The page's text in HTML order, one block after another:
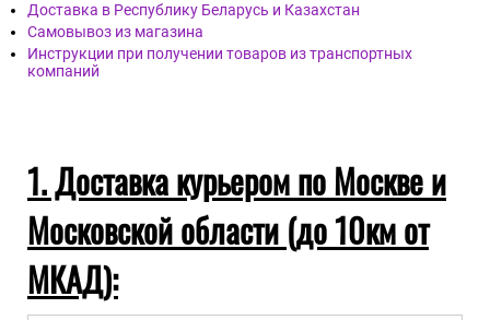
Доставка в Республику Беларусь и Казахстан
Самовывоз из магазина
Инструкции при получении товаров из транспортных
компаний
1. Доставка курьером по Москве и
Московской области (до 10км от
МКАД):